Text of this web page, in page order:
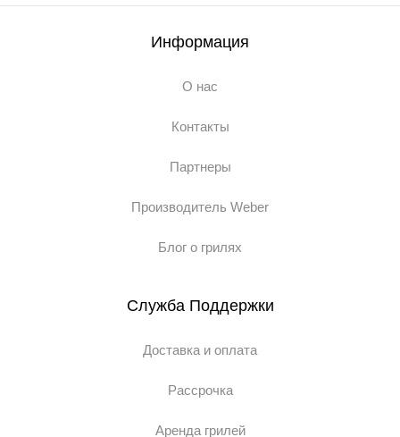
Информация
О нас
Контакты
Партнеры
Производитель Weber
Блог о грилях
Служба Поддержки
Доставка и оплата
Рассрочка
Аренда грилей